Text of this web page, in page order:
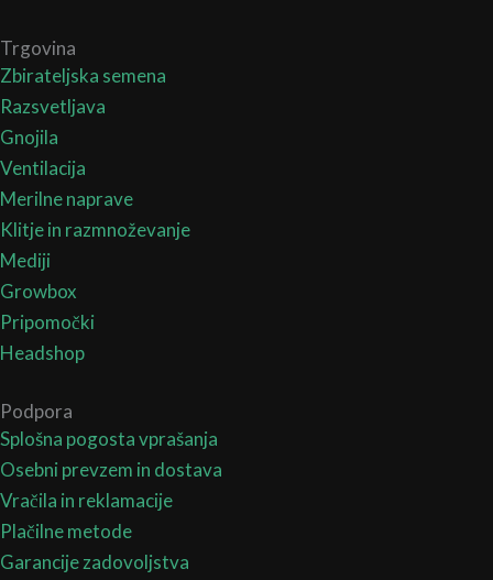
Trgovina
Zbirateljska semena
Razsvetljava
Gnojila
Ventilacija
Merilne naprave
Klitje in razmnoževanje
Mediji
Growbox
Pripomočki
Headshop
Podpora
Splošna pogosta vprašanja
Osebni prevzem in dostava
Vračila in reklamacije
Plačilne metode
Garancije zadovoljstva